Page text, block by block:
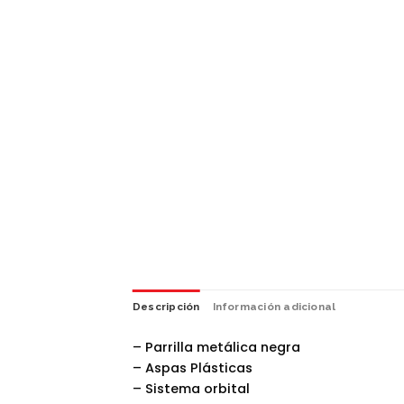
Descripción Información adicional
– Parrilla metálica negra
– Aspas Plásticas
– Sistema orbital